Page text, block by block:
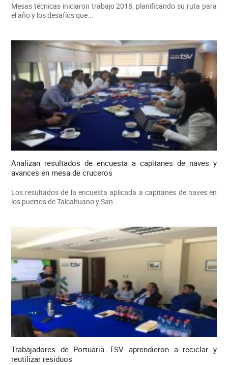
Mesas técnicas iniciaron trabajo 2018, planificando su ruta para
el año y los desafíos que...
Analizan resultados de encuesta a capitanes de naves y
avances en mesa de cruceros
Los resultados de la encuesta aplicada a capitanes de naves en
los puertos de Talcahuano y San...
Trabajadores de Portuaria TSV aprendieron a reciclar y
reutilizar residuos